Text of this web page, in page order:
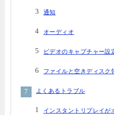
通知
オーディオ
ビデオのキャプチャー設
ファイルと空きディスク
よくあるトラブル
インスタントリプレイが